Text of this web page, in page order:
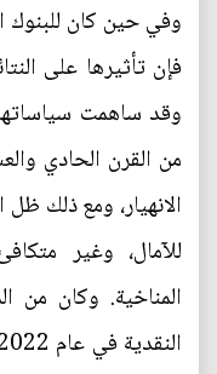
وفي حين كان للبنوك
فإن تأثيرها على
وقد ساهمت سياساتها
من القرن الحادي
الانهيار، ومع ذلك
للآمال، وغير
المناخية. وكان من